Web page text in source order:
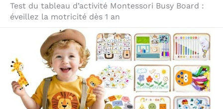
Test du tableau d’activité Montessori Busy Board :
éveillez la motricité dès 1 an